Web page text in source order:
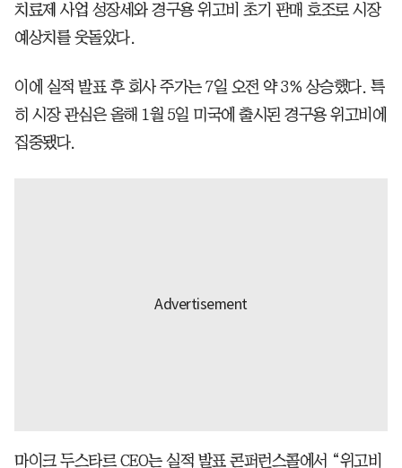
치료제 사업 성장세와 경구용 위고비 초기 판매 호조로 시장
예상치를 웃돌았다.
이에 실적 발표 후 회사 주가는 7일 오전 약 3% 상승했다. 특
히 시장 관심은 올해 1월 5일 미국에 출시된 경구용 위고비에
집중됐다.
마이크 두스타르 CEO는 실적 발표 콘퍼런스콜에서 “위고비